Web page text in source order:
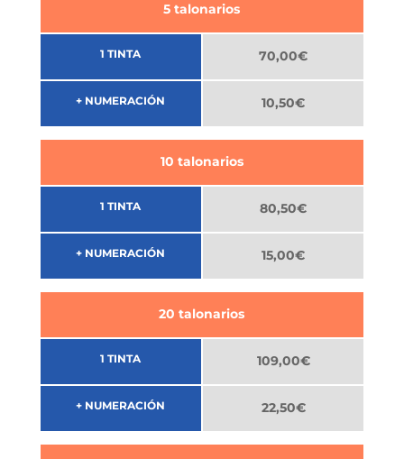
1 TINTA
+ NUMERACIÓN
5 talonarios
70,00€
10,50€
1 TINTA
+ NUMERACIÓN
10 talonarios
80,50€
15,00€
1 TINTA
+ NUMERACIÓN
20 talonarios
109,00€
22,50€